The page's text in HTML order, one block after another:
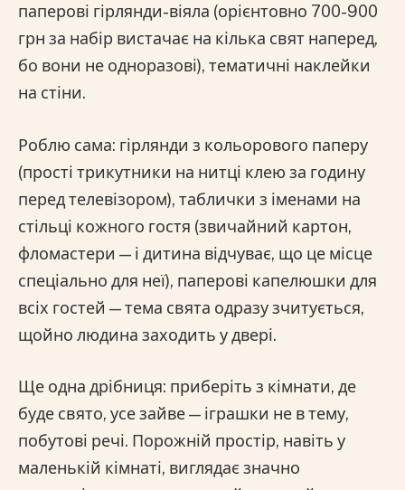
паперові гірлянди-віяла (орієнтовно 700-900
грн за набір вистачає на кілька свят наперед,
бо вони не одноразові), тематичні наклейки
на стіни.
Роблю сама: гірлянди з кольорового паперу
(прості трикутники на нитці клею за годину
перед телевізором), таблички з іменами на
стільці кожного гостя (звичайний картон,
фломастери — і дитина відчуває, що це місце
спеціально для неї), паперові капелюшки для
всіх гостей — тема свята одразу зчитується,
щойно людина заходить у двері.
Ще одна дрібниця: приберіть з кімнати, де
буде свято, усе зайве — іграшки не в тему,
побутові речі. Порожній простір, навіть у
маленькій кімнаті, виглядає значно